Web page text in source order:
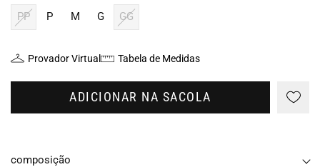
PP P M G GG
Provador Virtual Tabela de Medidas
ADICIONAR NA SACOLA
composição